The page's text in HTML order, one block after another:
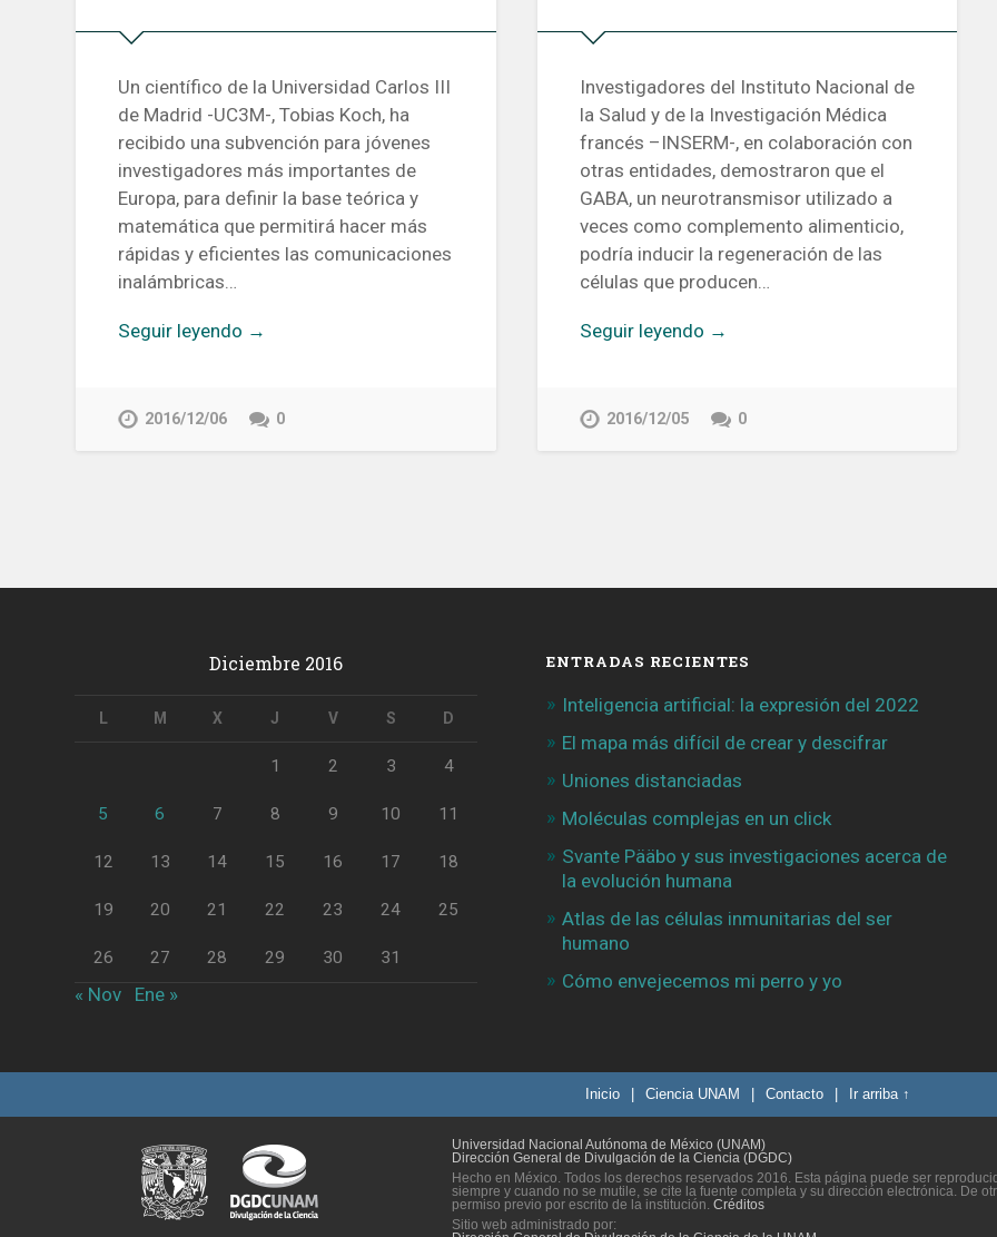
Un científico de la Universidad Carlos III
de Madrid -UC3M-, Tobias Koch, ha
recibido una subvención para jóvenes
investigadores más importantes de
Europa, para definir la base teórica y
matemática que permitirá hacer más
rápidas y eficientes las comunicaciones
inalámbricas…
Seguir leyendo →
2016/12/06 0
Investigadores del Instituto Nacional de
la Salud y de la Investigación Médica
francés –INSERM-, en colaboración con
otras entidades, demostraron que el
GABA, un neurotransmisor utilizado a
veces como complemento alimenticio,
podría inducir la regeneración de las
células que producen…
Seguir leyendo →
2016/12/05 0
Diciembre 2016
L M X J V S D
1 2 3 4
5 6 7 8 9 10 11
12 13 14 15 16 17 18
19 20 21 22 23 24 25
26 27 28 29 30 31
« Nov Ene »
ENTRADAS RECIENTES
Inteligencia artificial: la expresión del 2022
El mapa más difícil de crear y descifrar
Uniones distanciadas
Moléculas complejas en un click
Svante Pääbo y sus investigaciones acerca de
la evolución humana
Atlas de las células inmunitarias del ser
humano
Cómo envejecemos mi perro y yo
Inicio Ciencia UNAM Contacto Ir arriba ↑
Universidad Nacional Autónoma de México (UNAM)
Dirección General de Divulgación de la Ciencia (DGDC)
Hecho en México. Todos los derechos reservados 2016. Esta página puede ser
siempre y cuando no se mutile, se cite la fuente completa y su dirección electrónica. De
permiso previo por escrito de la institución. Créditos
Sitio web administrado por: